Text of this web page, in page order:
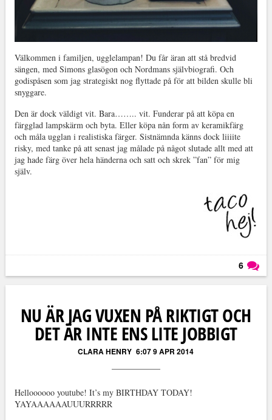
Välkommen i familjen, ugglelampan! Du får äran att stå bredvid
sängen, med Simons glasögon och Nordmans självbiografi. Och
godispåsen som jag strategiskt nog flyttade på för att bilden skulle bli
snyggare.
Den är dock väldigt vit. Bara…….. vit. Funderar på att köpa en
färgglad lampskärm och byta. Eller köpa nån form av keramikfärg
och måla ugglan i realistiska färger. Sistnämnda känns dock liiiite
risky, med tanke på att senast jag målade på något slutade allt med att
jag hade färg över hela händerna och satt och skrek ”fan” för mig
själv.
6
NU ÄR JAG VUXEN PÅ RIKTIGT OCH
DET ÄR INTE ENS LITE JOBBIGT
CLARA HENRY 6:07 9 APR 2014
Helloooooo youtube! It’s my BIRTHDAY TODAY!
YAYAAAAAAUUURRRRR